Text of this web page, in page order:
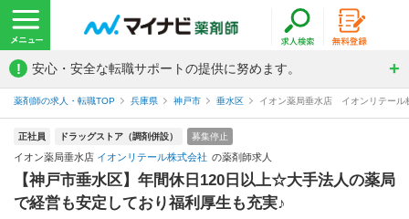
! 安心・安全な転職サポートの提供に努めます。
薬剤師の求人・転職TOP 兵庫県 神戸市 垂水区 イオン薬局垂水店 イオンリテール
正社員 ドラッグストア（調剤併設） 募集停止
イオン薬局垂水店 イオンリテール株式会社 の薬剤師求人
【神戸市垂水区】年間休日120日以上☆大手法人の薬局
で経営も安定しており福利厚生も充実♪